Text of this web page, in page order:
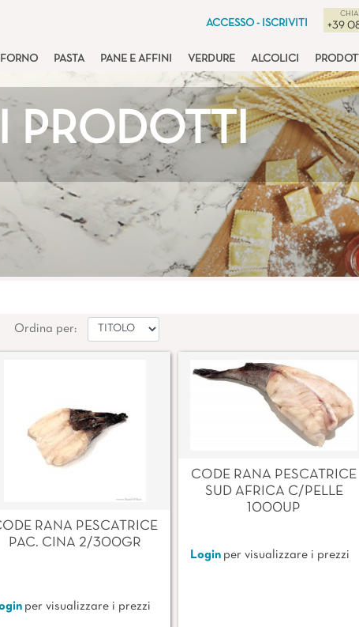
ACCESSO - ISCRIVITI +39
FORNO PASTA PANE E AFFINI VERDURE ALCOLICI
PRODOTTI
Ordina per:
RANA PESCATRICE
PAC. CINA 2/300GR
per visualizzare i prezzi
CODE RANA PESCATRICE
SUD AFRICA C/PELLE
1000UP
Login per visualizzare i prezzi